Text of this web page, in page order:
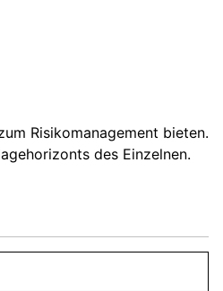
Risikomanagement bieten.
des Einzelnen.